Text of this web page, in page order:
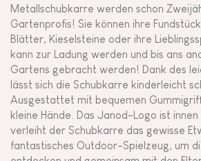
Metallschubkarre werden schon
Gartenprofis! Sie können ihre
Blätter, Kieselsteine oder ihre
kann zur Ladung werden und bis ans
Gartens gebracht werden! Dank des
lässt sich die Schubkarre kinderleicht
Ausgestattet mit bequemen
kleine Hände. Das Janod-Logo ist
verleiht der Schubkarre das gewisse
fantastisches Outdoor-Spielzeug, um